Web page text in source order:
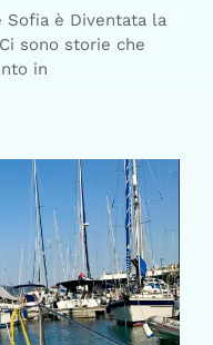
Sofia è Diventata la
sono storie che
in